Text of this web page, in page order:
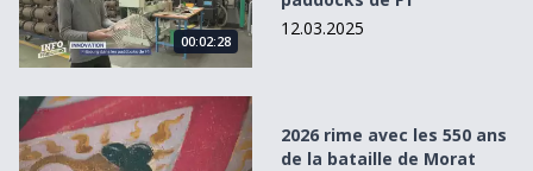
00:02:28
12.03.2025
2026 rime avec les 550 ans de la bataille de Morat
2026 rime avec les 550 ans
de la bataille de Morat